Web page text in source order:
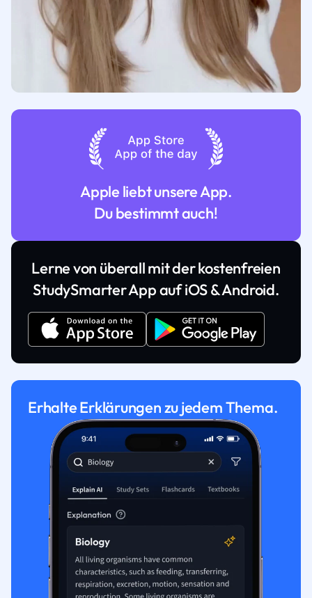
Apple liebt unsere App.
Du bestimmt auch!
Lerne von überall mit der kostenfreien
StudySmarter App auf iOS & Android.
Erhalte Erklärungen zu jedem Thema.